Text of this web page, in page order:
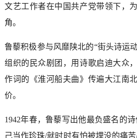
文艺工作者在中国共产党带领下，
角。
鲁藜积极参与风靡陕北的“街头诗运
组织的民众剧团，用诗歌启迪大众
作词的《淮河船夫曲》传遍大江南
价。
1942年春，鲁藜写出他最负盛名的
己当作珍珠/就时时有怕被埋没的痛